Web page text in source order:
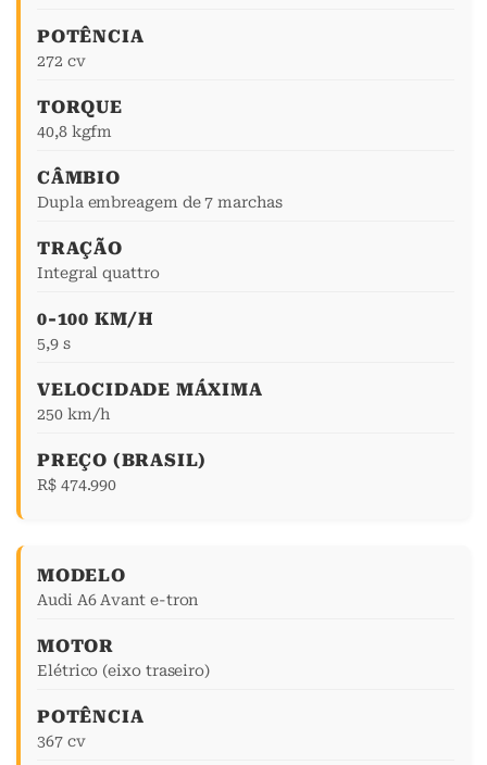
POTÊNCIA
272 cv
TORQUE
40,8 kgfm
CÂMBIO
Dupla embreagem de 7 marchas
TRAÇÃO
Integral quattro
0-100 KM/H
5,9 s
VELOCIDADE MÁXIMA
250 km/h
PREÇO (BRASIL)
R$ 474.990
MODELO
Audi A6 Avant e-tron
MOTOR
Elétrico (eixo traseiro)
POTÊNCIA
367 cv